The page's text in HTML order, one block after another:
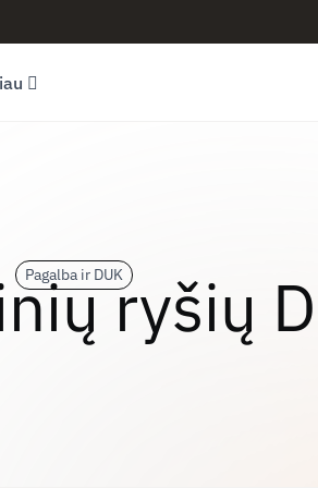
Pagalba ir DUKryšių